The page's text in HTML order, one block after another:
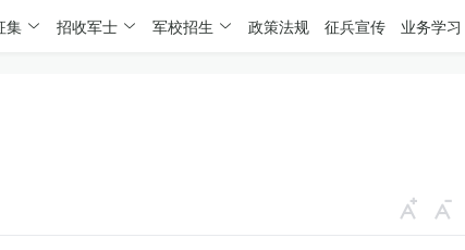
集 招收军士 军校招生 政策法规 征兵宣传 业务学习